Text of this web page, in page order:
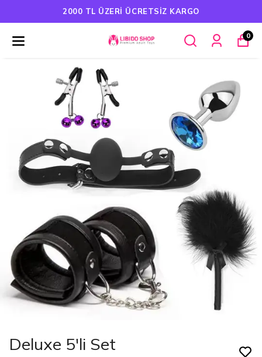
2000 TL ÜZERI ÜCRETSIZ KARGO
0
Deluxe 5'li Set